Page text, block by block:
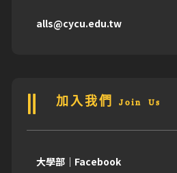
alls@cycu.edu.tw
加入我們 Join Us
大學部｜Facebook